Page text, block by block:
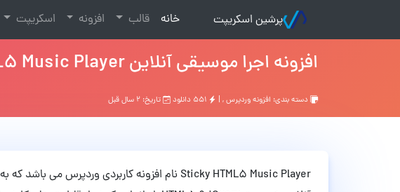
پرشین اسکریپت خانه
(current) قالب افزونه اسکریپت
افزونه اجرا موسیقی آنلاین Sticky HTML5 Music Player وردپرس نسخه 3.1.4
دسته بندی: افزونه وردپرس, | تاریخ: ۲ سال قبل